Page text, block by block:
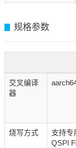
规格参数
交叉编译
器
烧写方式
支持专
QSPI